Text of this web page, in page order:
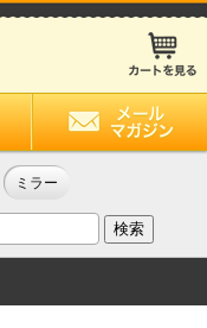
ミラー